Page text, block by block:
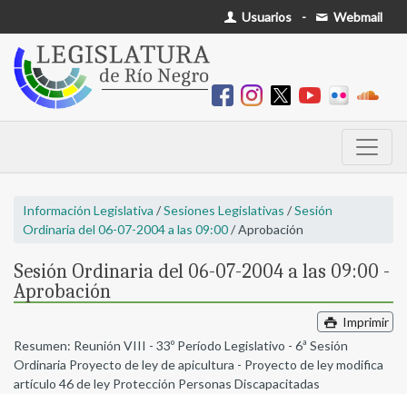
Usuarios - Webmail
Información Legislativa /Sesiones Legislativas /Sesión
Ordinaria del 06-07-2004 a las 09:00/ Aprobación
Sesión Ordinaria del 06-07-2004 a las 09:00 -
Aprobación
Imprimir
Resumen: Reunión VIII - 33º Período Legislativo - 6ª Sesión
Ordinaria Proyecto de ley de apicultura - Proyecto de ley modifica
artículo 46 de ley Protección Personas Discapacitadas